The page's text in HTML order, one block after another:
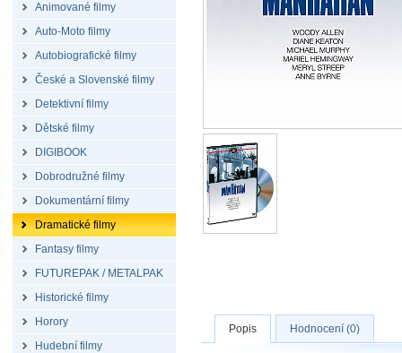
Animované filmy
Auto-Moto filmy
Autobiografické filmy
České a Slovenské filmy
Detektivní filmy
Dětské filmy
DIGIBOOK
Dobrodružné filmy
Dokumentární filmy
Dramatické filmy
Fantasy filmy
FUTUREPAK / METALPAK
Historické filmy
Horory
Hudební filmy
Popis Hodnocení (0)